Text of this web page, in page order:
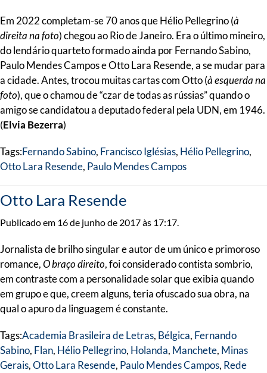
Em 2022 completam-se 70 anos que Hélio Pellegrino (à
direita na foto) chegou ao Rio de Janeiro. Era o último mineiro,
do lendário quarteto formado ainda por Fernando Sabino,
Paulo Mendes Campos e Otto Lara Resende, a se mudar para
a cidade. Antes, trocou muitas cartas com Otto (à esquerda na
foto), que o chamou de “czar de todas as rússias” quando o
amigo se candidatou a deputado federal pela UDN, em 1946.
(Elvia Bezerra)
Tags:Fernando Sabino, Francisco Iglésias, Hélio Pellegrino,
Otto Lara Resende, Paulo Mendes Campos
Otto Lara Resende
Publicado em 16 de junho de 2017 às 17:17.
Jornalista de brilho singular e autor de um único e primoroso
romance,O braço direito, foi considerado contista sombrio,
em contraste com a personalidade solar que exibia quando
em grupo e que, creem alguns, teria ofuscado sua obra, na
qual o apuro da linguagem é constante.
Tags:Academia Brasileira de Letras, Bélgica, Fernando
Sabino, Flan, Hélio Pellegrino, Holanda, Manchete, Minas
Gerais,Otto Lara Resende, Paulo Mendes Campos, Rede